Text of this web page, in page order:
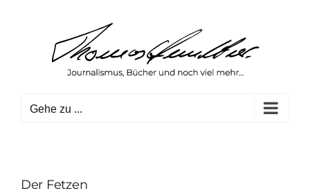
springen
Gehe zu ...
Der Fetzen